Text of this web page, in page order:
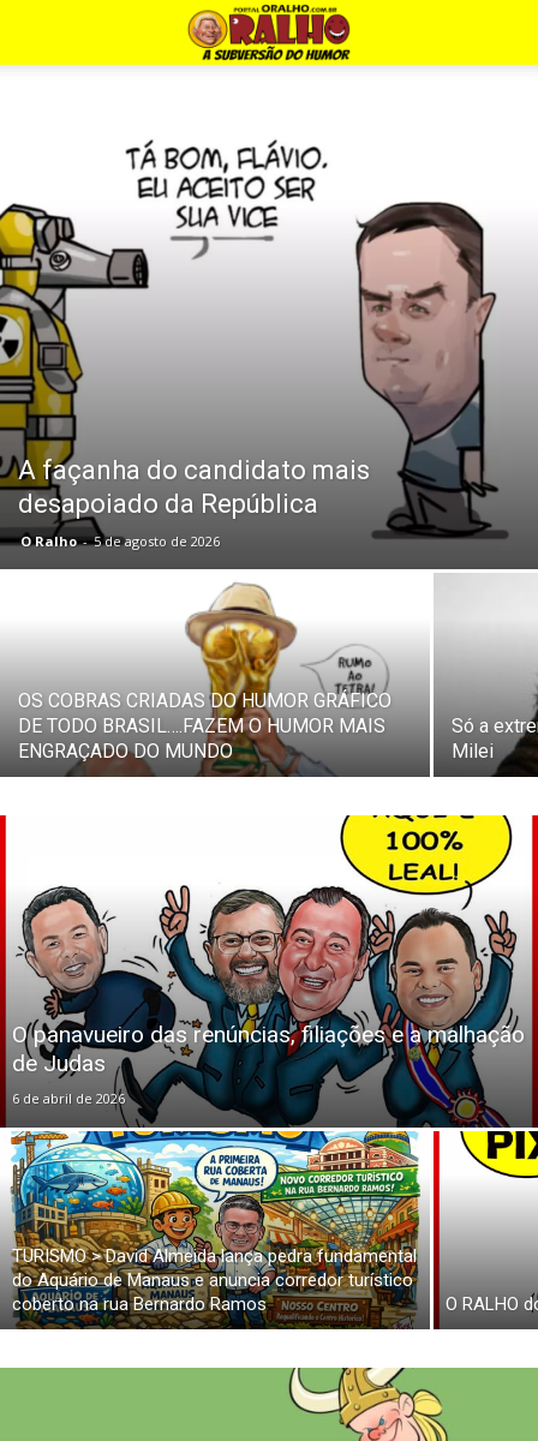
A façanha do candidato mais
desapoiado da República
O Ralho - 5 de agosto de 2026
OS COBRAS CRIADAS DO HUMOR GRÁFICO
DE TODO BRASIL….FAZEM O HUMOR MAIS
ENGRAÇADO DO MUNDO
Só a
Milei
O panavueiro das renúncias, filiações e a malhação
de Judas
6 de abril de 2026
TURISMO > David Almeida lança pedra fundamental
do Aquário de Manaus e anuncia corredor turístico
coberto na rua Bernardo Ramos
O RALHO